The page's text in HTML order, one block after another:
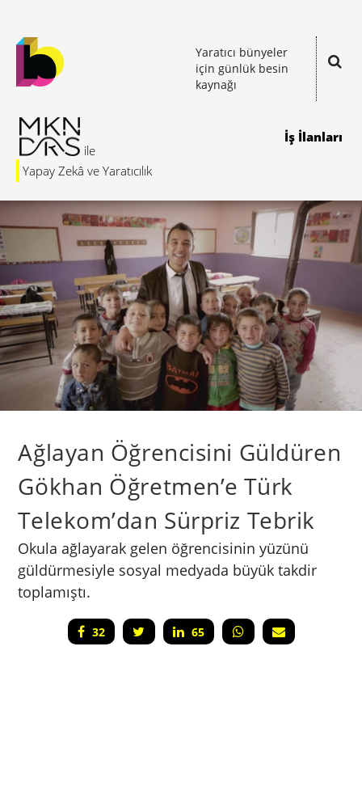
Yaratıcı bünyeler
için günlük besin
kaynağı
Yapay Zekâ ve Yaratıcılık
İş İlanları
Ağlayan Öğrencisini Güldüren
Gökhan Öğretmen’e Türk
Telekom’dan Sürpriz Tebrik
Okula ağlayarak gelen öğrencisinin yüzünü
güldürmesiyle sosyal medyada büyük takdir
toplamıştı.
32 65